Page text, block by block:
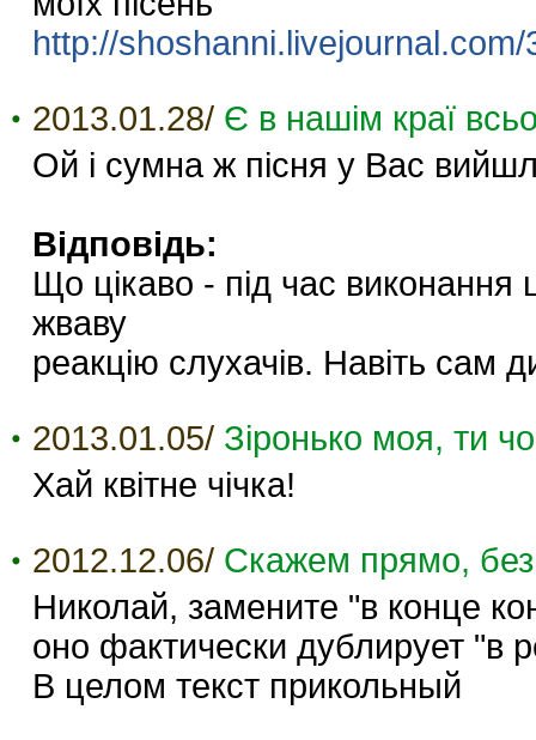
http://shoshanni.livejournal.com/
2013.01.28/ Є в нашім краї
Ой і сумна ж пісня у Вас
Відповідь:
Що цікаво - під час виконання
жваву
реакцію слухачів. Навіть сам
2013.01.05/ Зіронько моя, ти
Хай квітне чічка!
2012.12.06/ Скажем прямо,
Николай, замените "в конце
оно фактически дублирует "в
В целом текст прикольный